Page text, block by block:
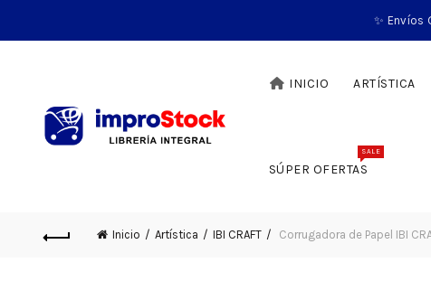
✨ Envíos
INICIO ARTÍSTICA
SÚPER OFERTAS
SALE
Inicio Artística IBI CRAFT Corrugadora de Papel IBI